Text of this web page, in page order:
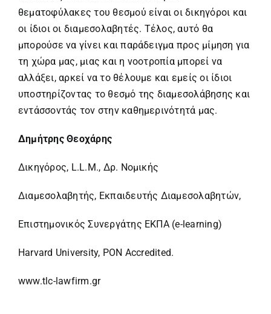
θεματοφύλακες του θεσμού είναι οι δικηγόροι και
οι ίδιοι οι διαμεσολαβητές. Τέλος, αυτό θα
μπορούσε να γίνει και παράδειγμα προς μίμηση για
τη χώρα μας, μιας και η νοοτροπία μπορεί να
αλλάξει, αρκεί να το θέλουμε και εμείς οι ίδιοι
υποστηρίζοντας το θεσμό της διαμεσολάβησης και
εντάσσοντάς τον στην καθημερινότητά μας.
Δημήτρης Θεοχάρης
Δικηγόρος, L.L.M., Δρ. Νομικής
Διαμεσολαβητής, Εκπαιδευτής Διαμεσολαβητών,
Επιστημονικός Συνεργάτης ΕΚΠΑ (e-learning)
Ηarvard University, PON Accredited.
www.tlc-lawfirm.gr